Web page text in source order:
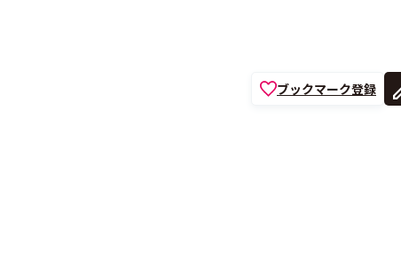
ブックマーク登録